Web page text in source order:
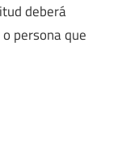
deberá
persona que